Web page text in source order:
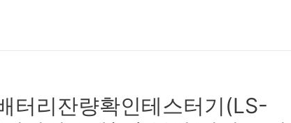
터리잔량확인테스터기(LS-